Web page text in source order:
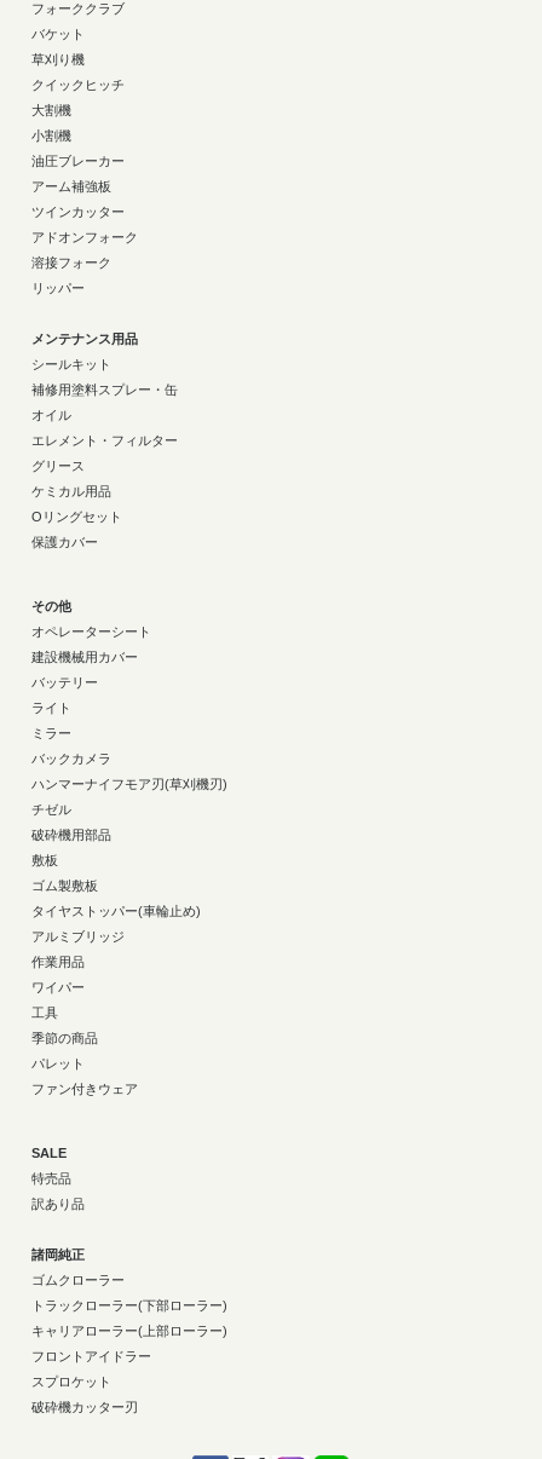
フォーククラブ
バケット
草刈り機
クイックヒッチ
大割機
小割機
油圧ブレーカー
アーム補強板
ツインカッター
アドオンフォーク
溶接フォーク
リッパー
メンテナンス用品
シールキット
補修用塗料スプレー・缶
オイル
エレメント・フィルター
グリース
ケミカル用品
Oリングセット
保護カバー
その他
オペレーターシート
建設機械用カバー
バッテリー
ライト
ミラー
バックカメラ
ハンマーナイフモア刃(草刈機刃)
チゼル
破砕機用部品
敷板
ゴム製敷板
タイヤストッパー(車輪止め)
アルミブリッジ
作業用品
ワイパー
工具
季節の商品
パレット
ファン付きウェア
SALE
特売品
訳あり品
諸岡純正
ゴムクローラー
トラックローラー(下部ローラー)
キャリアローラー(上部ローラー)
フロントアイドラー
スプロケット
破砕機カッター刃